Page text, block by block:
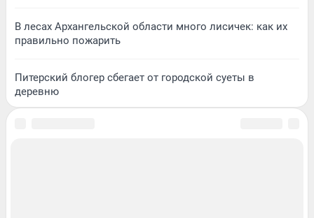
В лесах Архангельской области много лисичек: как их
правильно пожарить
Питерский блогер сбегает от городской суеты в
деревню